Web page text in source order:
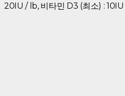
20IU / lb, 비타민 D3 (최소) :